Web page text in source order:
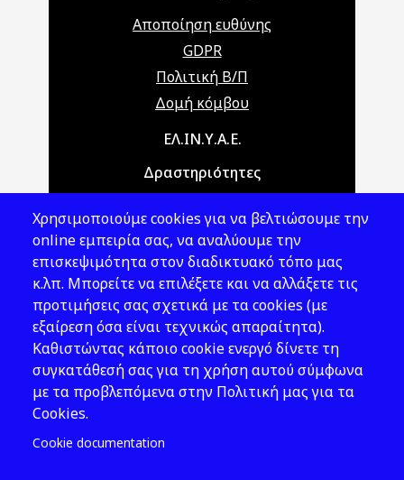
Αποποίηση ευθύνης
GDPR
Πολιτική Β/Π
Δομή κόμβου
Main navigationΕΛ.ΙΝ.Υ.Α.Ε.
Δραστηριότητες
Νομοθεσία
Εκδόσεις
Νέα - Εκδηλώσεις
Ακολουθήστε μας
Χρησιμοποιούμε cookies για να βελτιώσουμε την
online εμπειρία σας, να αναλύουμε την
επισκεψιμότητα στον διαδικτυακό τόπο μας
κ.λπ. Μπορείτε να επιλέξετε και να αλλάξετε τις
προτιμήσεις σας σχετικά με τα cookies (με
εξαίρεση όσα είναι τεχνικώς απαραίτητα).
Καθιστώντας κάποιο cookie ενεργό δίνετε τη
συγκατάθεσή σας για τη χρήση αυτού σύμφωνα
με τα προβλεπόμενα στην Πολιτική μας για τα
Cookies.
Cookie documentation